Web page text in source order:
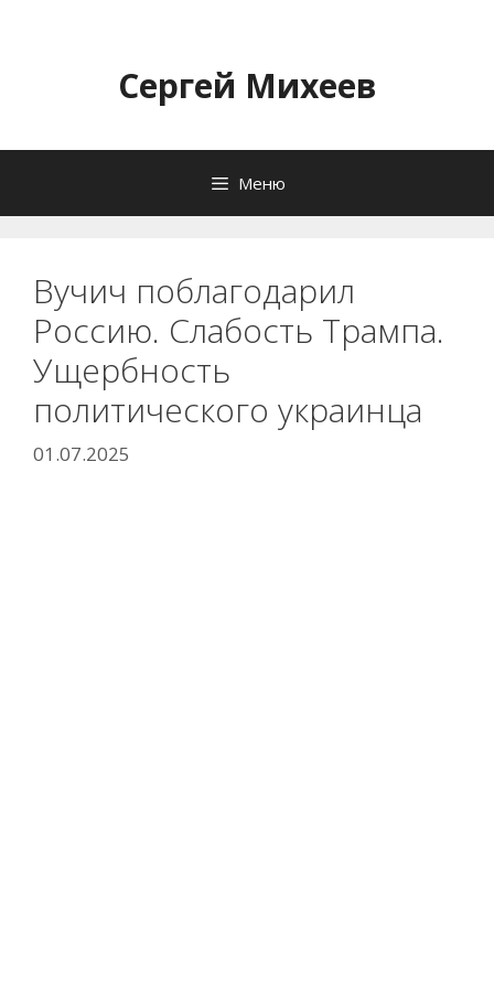
содержимомуСергей Михеев
Меню
Вучич поблагодарил
Россию. Слабость Трампа.
Ущербность
политического украинца
01.07.2025